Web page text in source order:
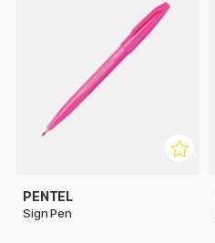
PENTEL
Sign Pen